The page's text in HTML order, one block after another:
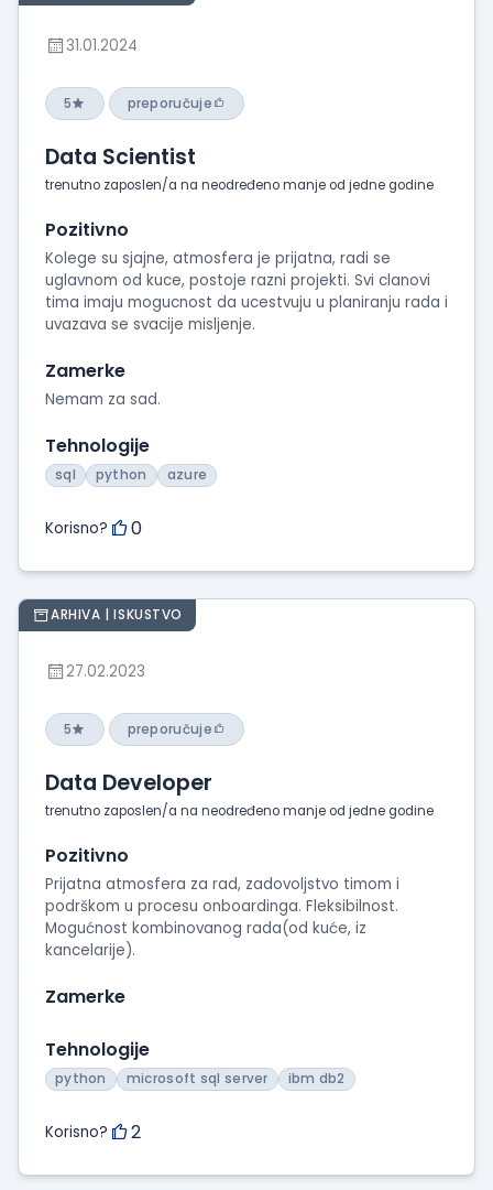
31.01.2024
5 preporučuje
Data Scientist
trenutno zaposlen/a na neodređeno manje od jedne godine
Pozitivno
Kolege su sjajne, atmosfera je prijatna, radi se
uglavnom od kuce, postoje razni projekti. Svi clanovi
tima imaju mogucnost da ucestvuju u planiranju rada i
uvazava se svacije misljenje.
Zamerke
Nemam za sad.
Tehnologije
sql python azure
Korisno? 0
ARHIVA | ISKUSTVO
27.02.2023
5 preporučuje
Data Developer
trenutno zaposlen/a na neodređeno manje od jedne godine
Pozitivno
Prijatna atmosfera za rad, zadovoljstvo timom i
podrškom u procesu onboardinga. Fleksibilnost.
Mogućnost kombinovanog rada(od kuće, iz
kancelarije).
Zamerke
Tehnologije
python microsoft sql server ibm db2
Korisno? 2